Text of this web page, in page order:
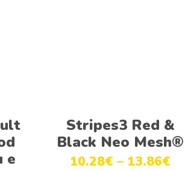
e
Ver opções
Stripes3 Red &
Black Neo Mesh®
10.28€ – 13.86€